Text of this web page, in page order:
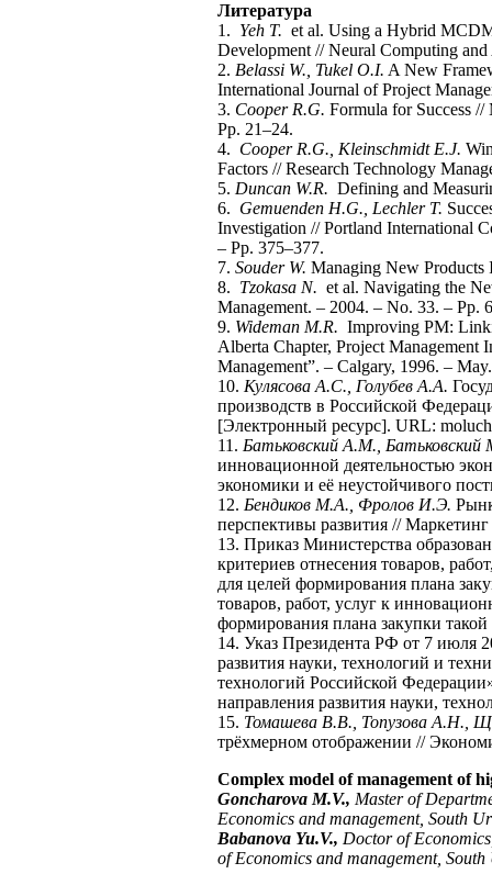
Литература
1. Yeh T. et al. Using a Hybrid
Development // Neural Computing
2. Belassi W., Tukel O.I. A New
International Journal of Project
3. Cooper R.G. Formula for Success
Pp. 21–24.
4. Cooper R.G., Kleinschmidt E.J.
Factors // Research Technology
5. Duncan W.R. Defining and
6. Gemuenden H.G., Lechler T.
Investigation // Portland International
– Pp. 375–377.
7. Souder W. Managing New
8. Tzokasa N. et al. Navigating the
Management. – 2004. – No. 33. – Pp.
9. Wideman M.R. Improving PM:
Alberta Chapter, Project Management
Management”. – Calgary, 1996. – May.
10. Кулясова А.С., Голубев А.А.
производств в Российской
[Электронный ресурс]. URL:
11. Батьковский А.М.,
инновационной деятельностью
экономики и её неустойчивого
12. Бендиков М.А., Фролов И.Э.
перспективы развития //
13. Приказ Министерства
критериев отнесения товаров,
для целей формирования плана
товаров, работ, услуг к
формирования плана закупки
14. Указ Президента РФ от 7 июля
развития науки, технологий и
технологий Российской
направления развития науки,
15. Томашева В.В., Топузова А.Н.,
трёхмерном отображении //
Complex model of management of
Goncharova M.V., Мaster of
Economics and management, South
Babanova Yu.V., Doctor of
of Economics and management,